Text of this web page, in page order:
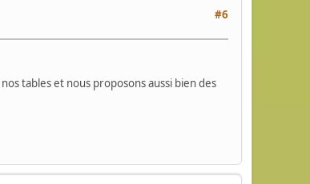
#6
tables et nous proposons aussi bien des